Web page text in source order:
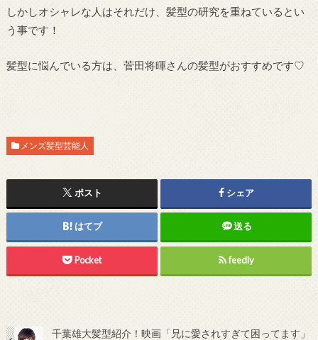
しかしオシャレな人はそれだけ、髪型の研究を重ねているとい
う事です！
髪型に悩んでいる方は、菅田将暉さんの髪型がおすすめです♡
メンズ髪型芸能人
ポスト シェア
はてブ 送る
Pocket feedly
千葉雄大髪型紹介！映画「兄に愛されすぎて困ってます」